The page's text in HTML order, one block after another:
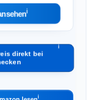
ℹ︎
direkt bei
ℹ︎
ℹ︎